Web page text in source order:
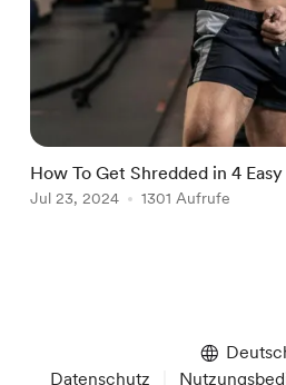
How To Get Shredded in 4
Jul 23, 2024 1301 Aufrufe
Datenschutz